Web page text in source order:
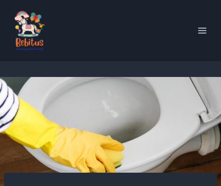
content